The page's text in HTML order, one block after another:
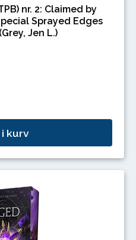
nr. 2: Claimed by
Sprayed Edges
Jen L.)
kurv